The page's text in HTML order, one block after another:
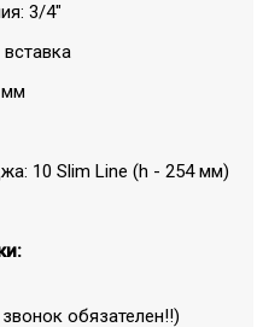
3/4"
мм
10 Slim Line (h - 254 мм)
обязателен!!)